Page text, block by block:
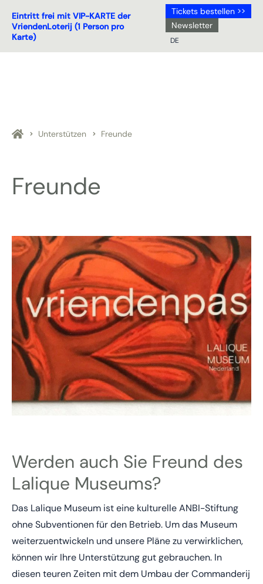
Eintritt frei mit VIP-KARTE der
VriendenLoterij (1 Person pro
Karte)
Tickets bestellen >>
Newsletter
DE
Unterstützen Freunde
Freunde
Werden auch Sie Freund des
Lalique Museums?
Das Lalique Museum ist eine kulturelle ANBI-Stiftung
ohne Subventionen für den Betrieb. Um das Museum
weiterzuentwickeln und unsere Pläne zu verwirklichen,
können wir Ihre Unterstützung gut gebrauchen. In
diesen teuren Zeiten mit dem Umbau der Commanderij